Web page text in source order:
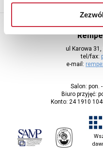
ul Karowa
tel/fax:
e-mail:
Salon: pon.
Biuro przyjęć:
Konto: 24 1910